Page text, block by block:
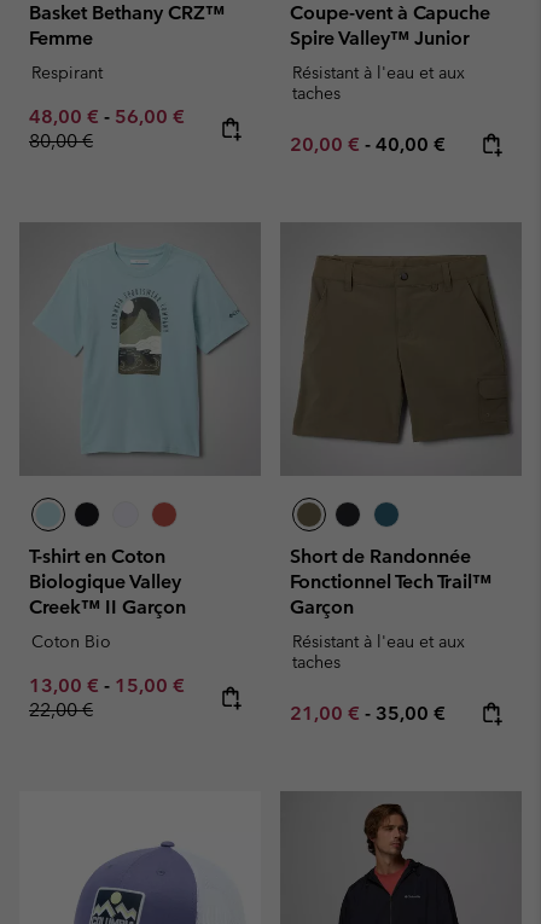
Basket Bethany CRZ™
Femme
Respirant
Minimum sale price:
48,00 € - Maximum sale price:
56,00 € Regular price:
80,00 €
Coupe-vent à Capuche
Spire Valley™ Junior
Résistant à l'eau et aux
taches
Minimum sale price:
20,00 € - Maximum price:
40,00 €
T-shirt en Coton
Biologique Valley
Creek™ II Garçon
Coton Bio
Minimum sale price:
13,00 € - Maximum sale price:
15,00 € Regular price:
22,00 €
Short de Randonnée
Fonctionnel Tech Trail™
Garçon
Résistant à l'eau et aux
taches
Minimum sale price:
21,00 € - Maximum price:
35,00 €